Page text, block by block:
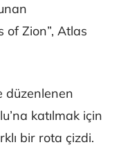
of Zion”, Atlas
düzenlenen
katılmak için
bir rota çizdi.